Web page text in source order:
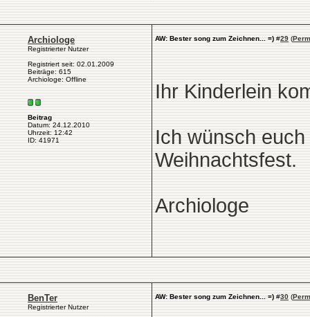
Archiologe
Registrierter Nutzer
Registriert seit: 02.01.2009
Beiträge: 615
Archiologe: Offline
Beitrag
Datum: 24.12.2010
Uhrzeit: 12:42
ID: 41971
AW: Bester song zum Zeichnen... =) #29 (
Ihr Kinderlein
Ich wünsch
Weihnachtsfest.
Archiologe
BenTer
Registrierter Nutzer
AW: Bester song zum Zeichnen... =) #30 (